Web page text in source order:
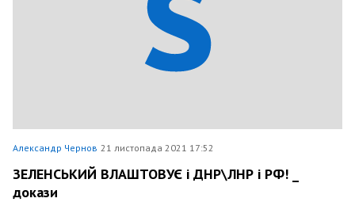
Александр Чернов 21 листопада 2021 17:52
ЗЕЛЕНСЬКИЙ ВЛАШТОВУЄ і ДНР\ЛНР і РФ! _
докази